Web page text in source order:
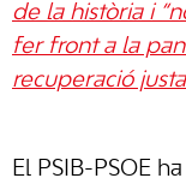
de la història i
fer front a la
recuperació
El PSIB-PSOE